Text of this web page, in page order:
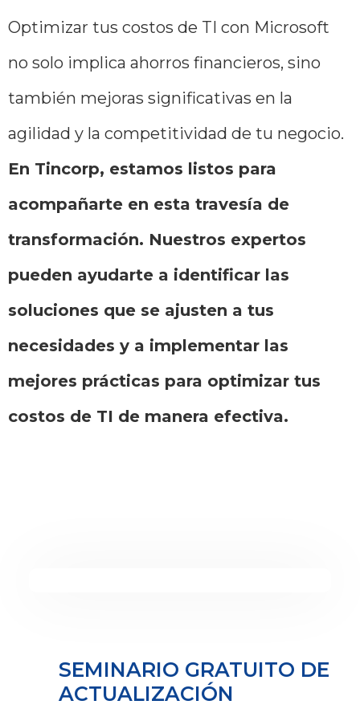
Optimizar tus costos de TI con Microsoft
no solo implica ahorros financieros, sino
también mejoras significativas en la
agilidad y la competitividad de tu negocio.
En Tincorp, estamos listos para
acompañarte en esta travesía de
transformación. Nuestros expertos
pueden ayudarte a identificar las
soluciones que se ajusten a tus
necesidades y a implementar las
mejores prácticas para optimizar tus
costos de TI de manera efectiva.
SEMINARIO GRATUITO DE
ACTUALIZACIÓN